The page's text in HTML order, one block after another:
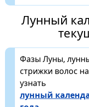
Лунный
Фазы Луны,
стрижки волос
узнать
лунный